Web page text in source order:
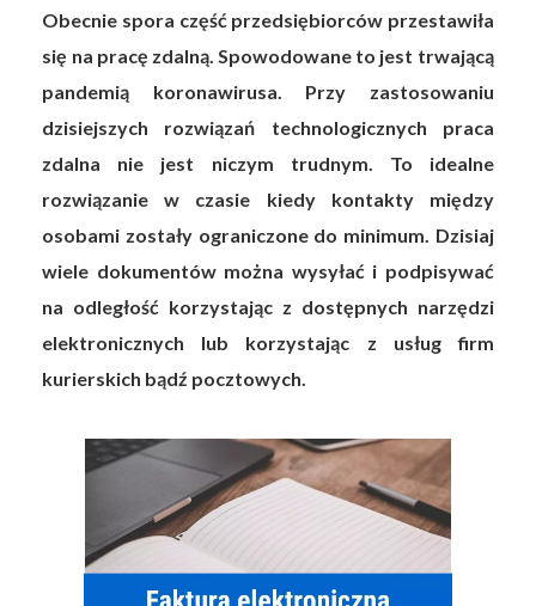
Obecnie spora część przedsiębiorców przestawiła
się na pracę zdalną. Spowodowane to jest trwającą
pandemią koronawirusa. Przy zastosowaniu
dzisiejszych rozwiązań technologicznych praca
zdalna nie jest niczym trudnym. To idealne
rozwiązanie w czasie kiedy kontakty między
osobami zostały ograniczone do minimum. Dzisiaj
wiele dokumentów można wysyłać i podpisywać
na odległość korzystając z dostępnych narzędzi
elektronicznych lub korzystając z usług firm
kurierskich bądź pocztowych.